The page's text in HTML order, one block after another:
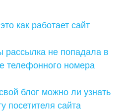
как работает сайт
рассылка не попадала в
телефонного номера
блог можно ли узнать
посетителя сайта